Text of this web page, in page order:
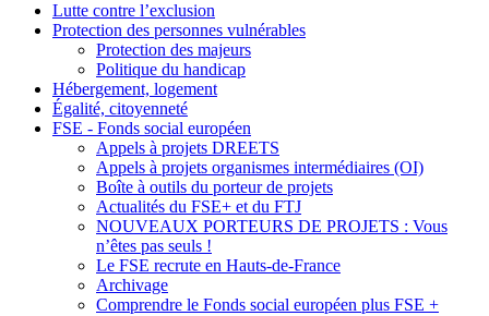
Lutte contre l’exclusion
Protection des personnes vulnérables
Protection des majeurs
Politique du handicap
Hébergement, logement
Égalité, citoyenneté
FSE - Fonds social européen
Appels à projets DREETS
Appels à projets organismes intermédiaires (OI)
Boîte à outils du porteur de projets
Actualités du FSE+ et du FTJ
NOUVEAUX PORTEURS DE PROJETS : Vous
n’êtes pas seuls !
Le FSE recrute en Hauts-de-France
Archivage
Comprendre le Fonds social européen plus FSE +